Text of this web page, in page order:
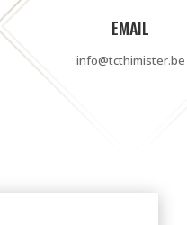
EMAIL
info@tcthimister.be